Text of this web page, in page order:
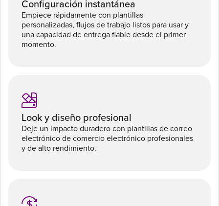
Configuración instantánea
Empiece rápidamente con plantillas
personalizadas, flujos de trabajo listos para usar y
una capacidad de entrega fiable desde el primer
momento.
Look y diseño profesional
Deje un impacto duradero con plantillas de correo
electrónico de comercio electrónico profesionales
y de alto rendimiento.